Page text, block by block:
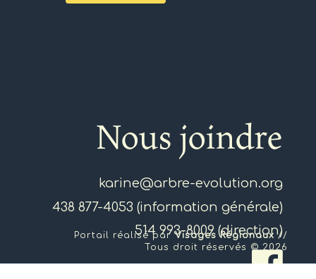
Nous joindre
karine@arbre-evolution.org
438 877-4053 (information générale)
514 993-8009 (direction)
Portail réalisé parVisages Régionaux //
Tous droit réservés © 2026